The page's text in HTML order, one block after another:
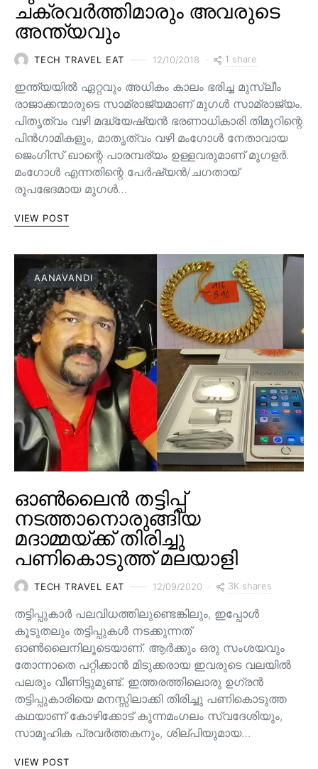
ചക്രവർത്തിമാരും അവരുടെ
അന്ത്യവും
TECH TRAVEL EAT 12/10/2018 1 share
ഇന്ത്യയിൽ ഏറ്റവും അധികം കാലം ഭരിച്ച മുസ്ലീം
രാജാക്കന്മാരുടെ സാമ്രാജ്യമാണ് മുഗൾ സാമ്രാജ്യം.
പിതൃത്വം വഴി മദ്ധ്യേഷ്യൻ ഭരണാധികാരി തിമൂറിന്റെ
പിൻ‌ഗാമികളും, മാതൃത്വം വഴി മംഗോൾ നേതാവായ
ജെംഗിസ് ഖാന്റെ പാരമ്പര്യം ഉള്ളവരുമാണ്‌ മുഗളർ.
മംഗോൾ എന്നതിന്റെ പേർഷ്യൻ/ചഗതായ്
രൂപഭേദമായ മുഗൾ…
VIEW POST
AANAVANDI
ഓൺലൈൻ തട്ടിപ്പ്
നടത്താനൊരുങ്ങിയ
മദാമ്മയ്ക്ക് തിരിച്ചു
പണികൊടുത്ത് മലയാളി
TECH TRAVEL EAT 12/09/2020 3K shares
തട്ടിപ്പുകാർ പലവിധത്തിലുണ്ടെങ്കിലും, ഇപ്പോൾ
കൂടുതലും തട്ടിപ്പുകൾ നടക്കുന്നത്
ഓൺലൈനിലൂടെയാണ്. ആർക്കും ഒരു സംശയവും
തോന്നാതെ പറ്റിക്കാൻ മിടുക്കരായ ഇവരുടെ വലയിൽ
പലരും വീണിട്ടുമുണ്ട്. ഇത്തരത്തിലൊരു ഉഗ്രൻ
തട്ടിപ്പുകാരിയെ മനസ്സിലാക്കി തിരിച്ചു പണികൊടുത്ത
കഥയാണ് കോഴിക്കോട് കുന്നമംഗലം സ്വദേശിയും,
സാമൂഹിക പ്രവർത്തകനും, ശില്പിയുമായ…
VIEW POST